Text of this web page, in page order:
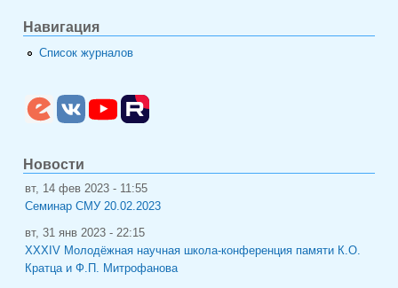
Навигация
Список журналов
Новости
вт, 14 фев 2023 - 11:55
Семинар СМУ 20.02.2023
вт, 31 янв 2023 - 22:15
XXXIV Молодёжная научная школа-конференция памяти К.О.
Кратца и Ф.П. Митрофанова